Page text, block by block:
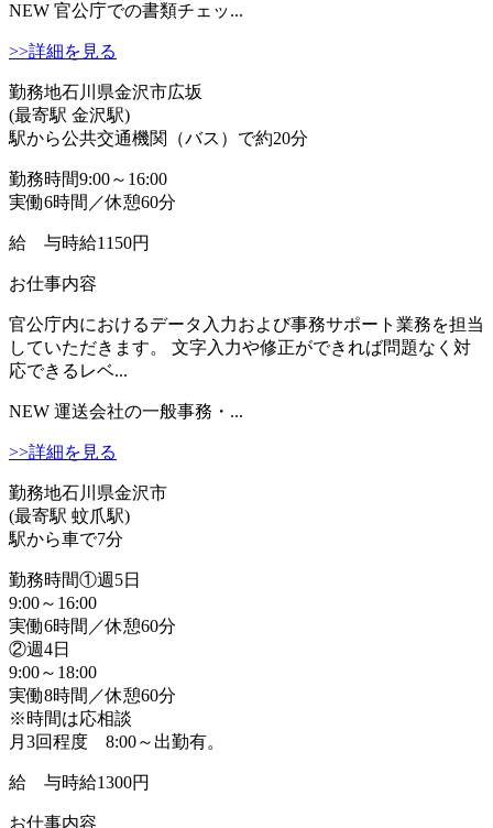
NEW 官公庁での書類チェッ...
>>詳細を見る
勤務地石川県金沢市広坂
(最寄駅 金沢駅)
駅から公共交通機関（バス）で約20分
勤務時間9:00～16:00
実働6時間／休憩60分
給 与時給1150円
お仕事内容
官公庁内におけるデータ入力および事務サポート業務を担当
していただきます。 文字入力や修正ができれば問題なく対
応できるレベ...
NEW 運送会社の一般事務・...
>>詳細を見る
勤務地石川県金沢市
(最寄駅 蚊爪駅)
駅から車で7分
勤務時間①週5日
9:00～16:00
実働6時間／休憩60分
②週4日
9:00～18:00
実働8時間／休憩60分
※時間は応相談
月3回程度 8:00～出勤有。
給 与時給1300円
お仕事内容